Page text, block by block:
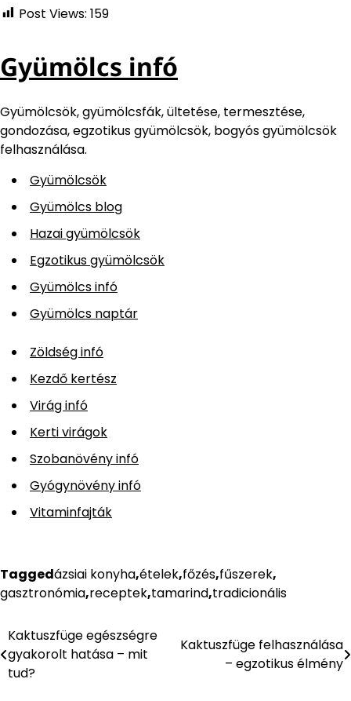
Post Views: 159
Gyümölcs infó
Gyümölcsök, gyümölcsfák, ültetése, termesztése,
gondozása, egzotikus gyümölcsök, bogyós gyümölcsök
felhasználása.
Gyümölcsök
Gyümölcs blog
Hazai gyümölcsök
Egzotikus gyümölcsök
Gyümölcs infó
Gyümölcs naptár
Zöldség infó
Kezdő kertész
Virág infó
Kerti virágok
Szobanövény infó
Gyógynövény infó
Vitaminfajták
Taggedázsiai konyha,ételek,főzés,fűszerek,
gasztronómia,receptek,tamarind,tradicionális
Bejegyzés
navigáció
Kaktuszfüge egészségre
gyakorolt hatása – mit
tud?
Kaktuszfüge felhasználása
– egzotikus élmény